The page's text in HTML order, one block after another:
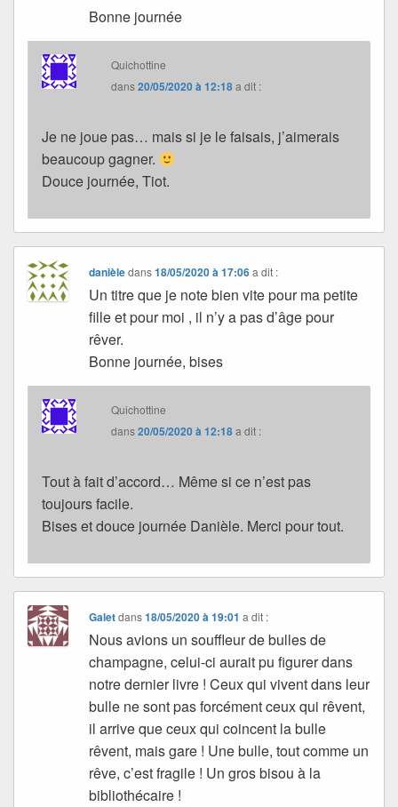
Bonne journée
Quichottine
dans20/05/2020 à 12:18a dit :
Je ne joue pas… mais si je le faisais, j’aimerais
beaucoup gagner.
Douce journée, Tiot.
danièledans18/05/2020 à 17:06 a dit :
Un titre que je note bien vite pour ma petite
fille et pour moi , il n’y a pas d’âge pour
rêver.
Bonne journée, bises
Quichottine
dans20/05/2020 à 12:18a dit :
Tout à fait d’accord… Même si ce n’est pas
toujours facile.
Bises et douce journée Danièle. Merci pour tout.
Galetdans18/05/2020 à 19:01 a dit :
Nous avions un souffleur de bulles de
champagne, celui-ci aurait pu figurer dans
notre dernier livre ! Ceux qui vivent dans leur
bulle ne sont pas forcément ceux qui rêvent,
il arrive que ceux qui coincent la bulle
rêvent, mais gare ! Une bulle, tout comme un
rêve, c’est fragile ! Un gros bisou à la
bibliothécaire !